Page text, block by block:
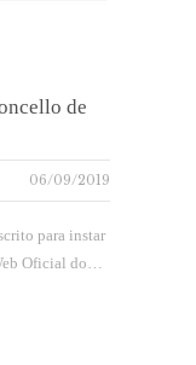
de
06/09/2019
para instar
Oficial do…